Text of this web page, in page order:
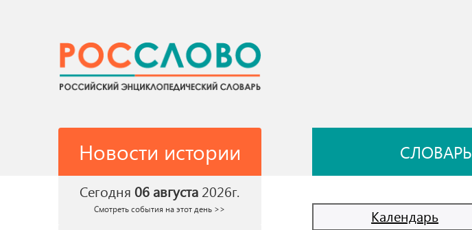
Новости истории СЛОВАРЬ
Сегодня 06 августа 2026г.
Смотреть события на этот день >> Календарь